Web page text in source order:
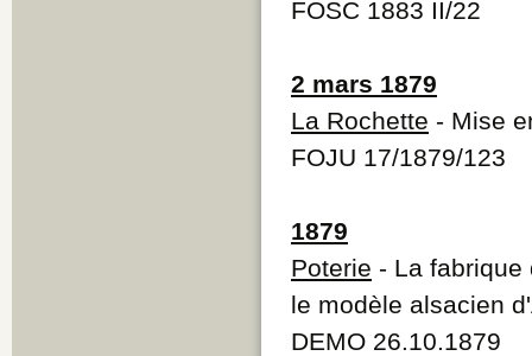
FOSC 1883 II/22
2 mars 1879
La Rochette - Mise
FOJU 17/1879/123
1879
Poterie - La
le modèle alsacien
DEMO 26.10.1879